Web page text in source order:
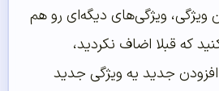
ویژگی، ویژگی‌های دیگه‌ای رو هم
که قبلا اضاف نکردید،
جدید یه ویژگی جدید